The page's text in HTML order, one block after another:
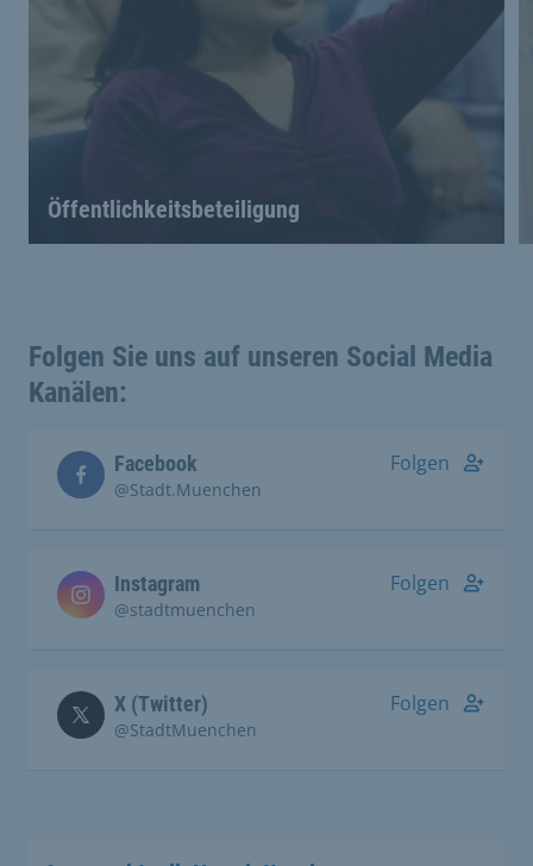
Öffentlichkeitsbeteiligung
Folgen Sie uns auf unseren Social Media
Kanälen:
Facebook
@Stadt.Muenchen
Folgen
Instagram
@stadtmuenchen
Folgen
X (Twitter)
@StadtMuenchen
Folgen